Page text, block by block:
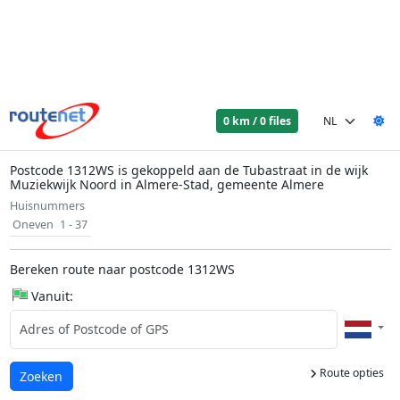
0 km / 0 files
Postcode 1312WS is gekoppeld aan de Tubastraat in de wijk
Muziekwijk Noord in Almere-Stad, gemeente Almere
Huisnummers
Oneven 1 - 37
Bereken route naar postcode 1312WS
Vanuit:
Route opties
Laden...
Zoeken